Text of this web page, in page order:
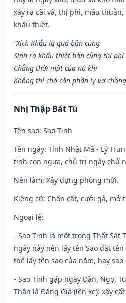
xảy ra cãi vã, thị phi, mâu
khẩu thiệt.
“Xích Khẩu là quả bần cùng
Sinh ra khẩu thiệt bàn cùng thị phi
Chẳng thời mất của nó khi
Không thì chó cắn phân ly vợ
Nhị Thập Bát Tú
Tên sao: Sao Tinh
Tên ngày: Tinh Nhật Mã - Lý
tinh con ngựa, chủ trị ngày chủ
Nên làm: Xây dựng phòng mới.
Kiêng cữ: Chôn cất, cưới gả, mở
Ngoại lệ:
- Sao Tinh là một trong Thất Sát
ngày này nên lấy tên Sao đặt
thể lấy tên sao của năm, hay
- Sao Tinh gặp ngày Dần, Ngọ,
Thân là Đăng Giá (lên xe): xây